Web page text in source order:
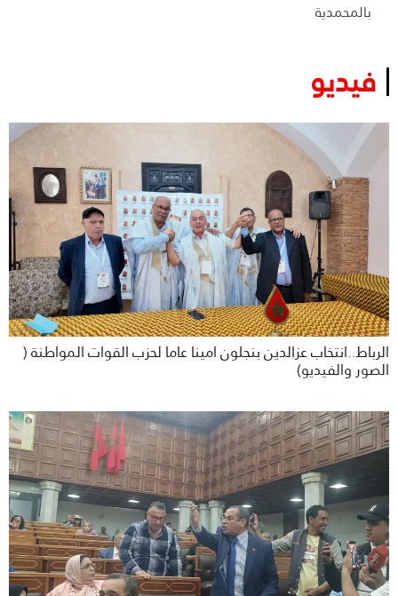
بالمحمدية
فيديو
الرباط..انتخاب عزالدين بنجلون امينا عاما لحزب القوات المواطنة (
الصور والفيديو)